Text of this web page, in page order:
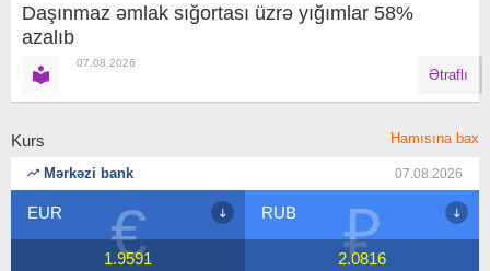
Daşınmaz əmlak sığortası üzrə yığımlar 58%
azalıb
07.08.2026
Ətraflı
Kurs Hamısına bax
Mərkəzi bank 07.08.2026
€
EUR
1.9591 ₽
RUB
2.0816